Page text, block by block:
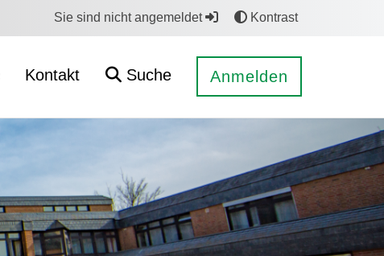
Sie sind nicht angemeldet Kontrast
Kontakt Suche Anmelden